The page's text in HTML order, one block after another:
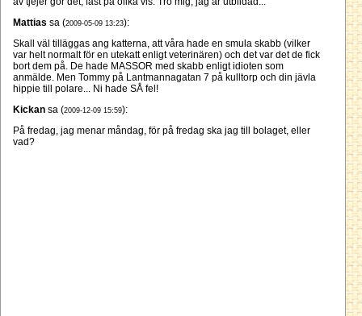
Mattias sa (2009-05-09 13:23):
Skall väl tilläggas ang katterna, att våra hade en smula skabb (vilker
var helt normalt för en utekatt enligt veterinären) och det var det de fick
bort dem på. De hade MASSOR med skabb enligt idioten som
anmälde. Men Tommy på Lantmannagatan 7 på kulltorp och din jävla
hippie till polare... Ni hade SÅ fel!
Kickan sa (2009-12-09 15:59):
På fredag, jag menar måndag, för på fredag ska jag till bolaget, eller
vad?